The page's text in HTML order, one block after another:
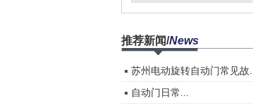
推荐新闻/News
苏州电动旋转自动门常见故...
自动门​日常...